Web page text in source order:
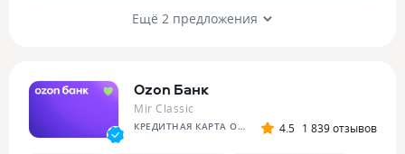
Ещё 2 предложения
Ozon Банк
Mir Classic
КРЕДИТНАЯ КАРТА OZON 4.5 1 839 отзывов